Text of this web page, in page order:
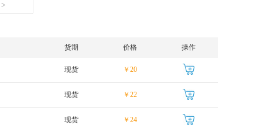
货期 价格 操作
现货 ￥20
现货 ￥22
现货 ￥24